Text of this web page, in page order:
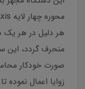
منحرف گردد، این
صورت خودکار
زوایا اعمال